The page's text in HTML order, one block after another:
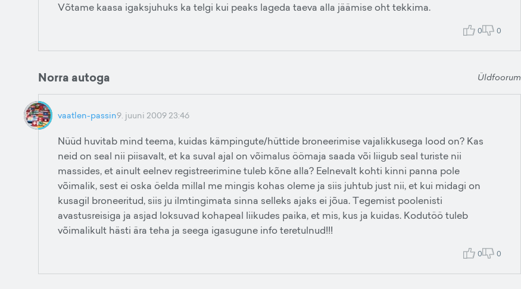
Võtame kaasa igaksjuhuks ka telgi kui peaks lageda taeva alla jäämise oht tekkima.
0 0
Norra autoga Üldfoorum
vaatlen-passin9. juuni 2009 23:46
Nüüd huvitab mind teema, kuidas kämpingute/hüttide broneerimise vajalikkusega lood on? Kas
neid on seal nii piisavalt, et ka suval ajal on võimalus öömaja saada või liigub seal turiste nii
massides, et ainult eelnev registreerimine tuleb kõne alla? Eelnevalt kohti kinni panna pole
võimalik, sest ei oska öelda millal me mingis kohas oleme ja siis juhtub just nii, et kui midagi on
kusagil broneeritud, siis ju ilmtingimata sinna selleks ajaks ei jõua. Tegemist poolenisti
avastusreisiga ja asjad loksuvad kohapeal liikudes paika, et mis, kus ja kuidas. Kodutöö tuleb
võimalikult hästi ära teha ja seega igasugune info teretulnud!!!
0 0